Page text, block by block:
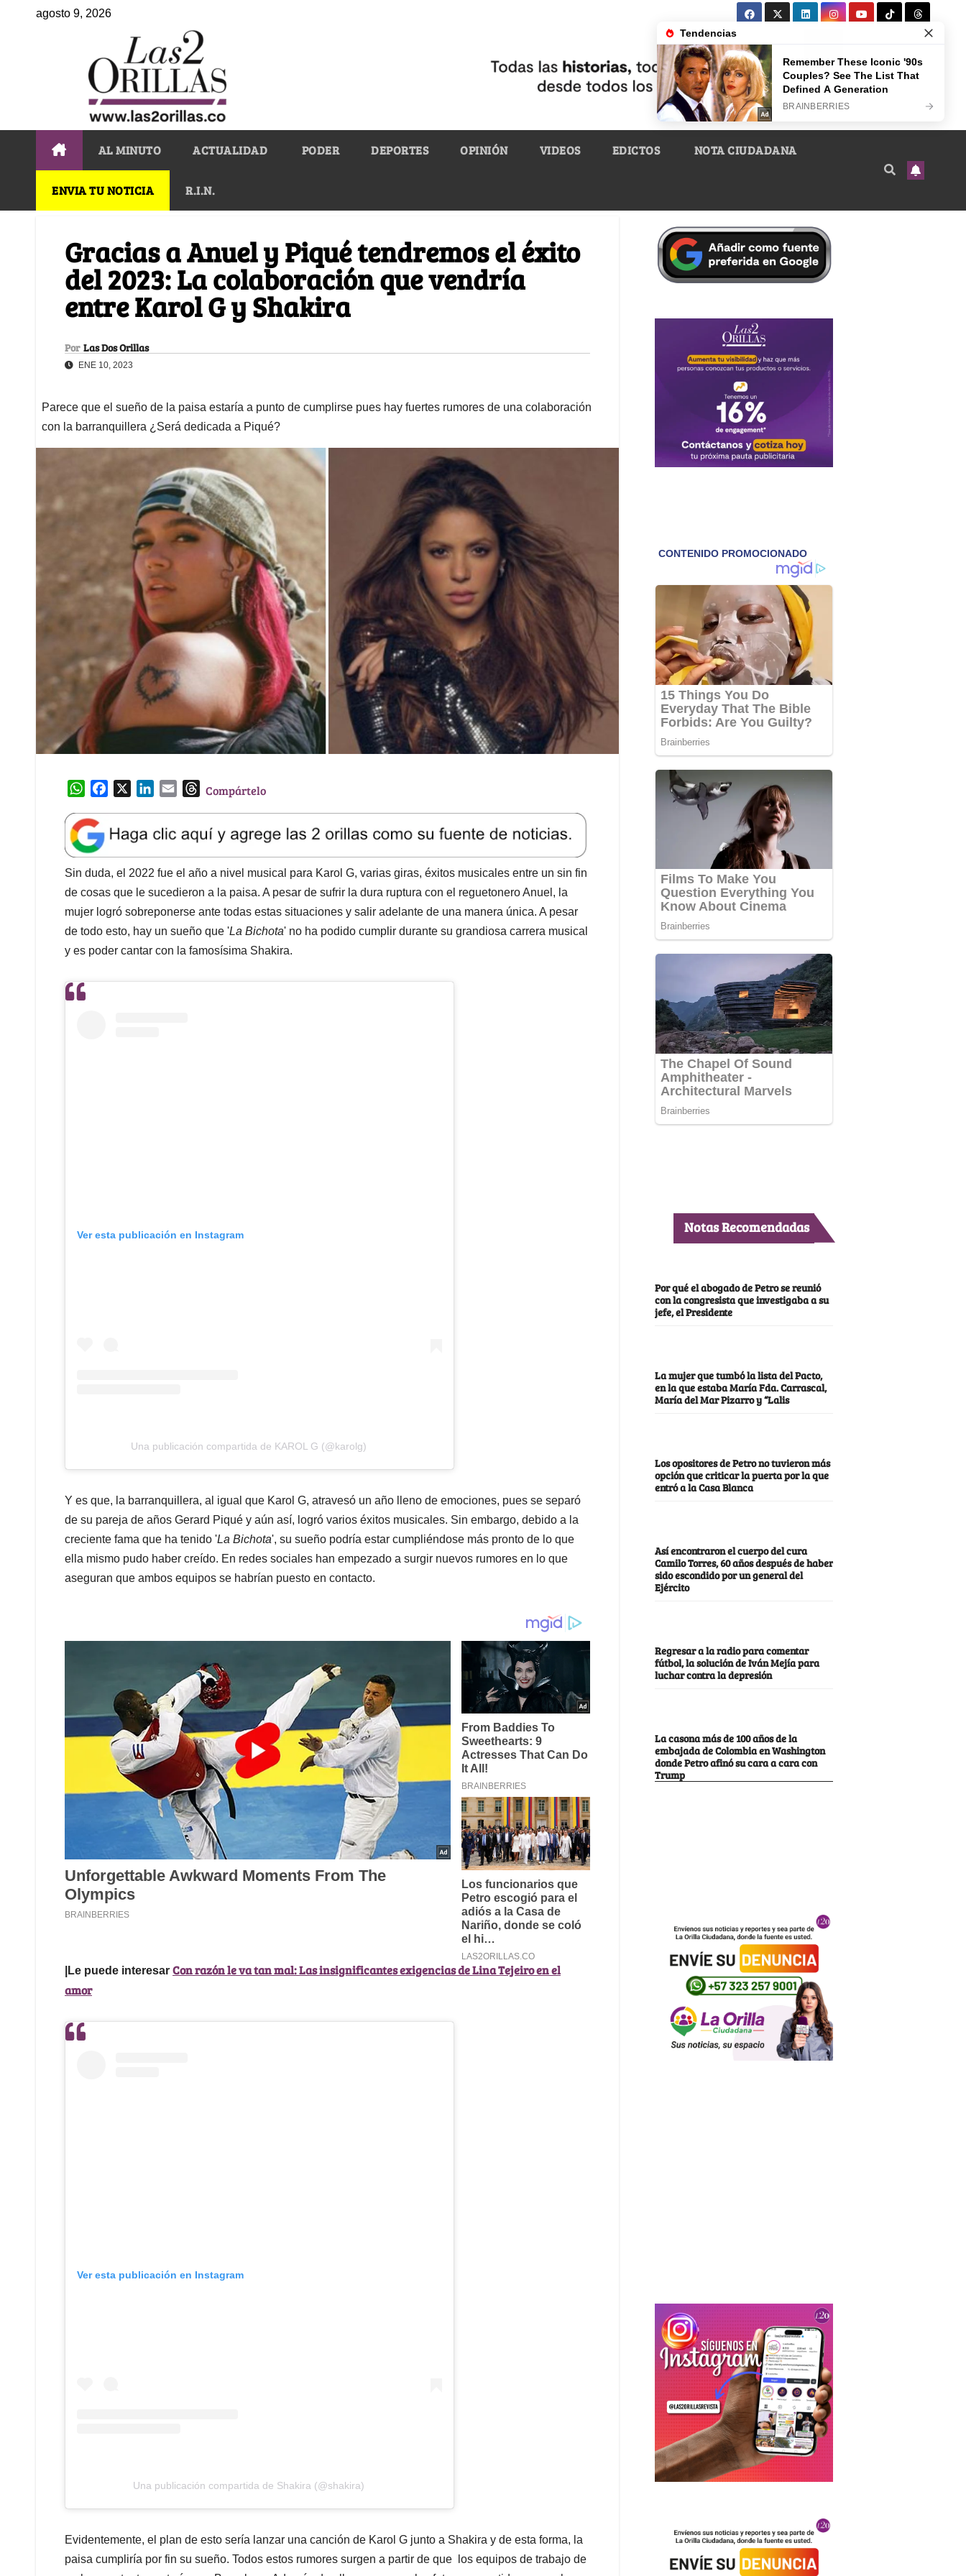
agosto 9, 2026
AL MINUTO ACTUALIDAD PODER DEPORTES OPINIÓN VIDEOS EDICTOS NOTA CIUDADANA
ENVIA TU NOTICIA R.I.N.
Gracias a Anuel y Piqué tendremos el éxito
del 2023: La colaboración que vendría
entre Karol G y Shakira
Por Las Dos Orillas
ENE 10, 2023
Parece que el sueño de la paisa estaría a punto de cumplirse pues hay fuertes rumores de una colaboración
con la barranquillera ¿Será dedicada a Piqué?
W
a
t
s
A
p
p
e
b
o
o
k
k
e
d
I
n
l
T
e
a
d
s
Compártelo
Sin duda, el 2022 fue el año a nivel musical para Karol G, varias giras, éxitos musicales entre un sin fin
de cosas que le sucedieron a la paisa. A pesar de sufrir la dura ruptura con el reguetonero Anuel, la
mujer logró sobreponerse ante todas estas situaciones y salir adelante de una manera única. A pesar
de todo esto, hay un sueño que 'La Bichota' no ha podido cumplir durante su grandiosa carrera musical
y es poder cantar con la famosísima Shakira.
Ver esta publicación en Instagram
Una publicación compartida de KAROL G (@karolg)
Y es que, la barranquillera, al igual que Karol G, atravesó un año lleno de emociones, pues se separó
de su pareja de años Gerard Piqué y aún así, logró varios éxitos musicales. Sin embargo, debido a la
creciente fama que ha tenido 'La Bichota', su sueño podría estar cumpliéndose más pronto de lo que
ella mismo pudo haber creído. En redes sociales han empezado a surgir nuevos rumores en lo que
aseguran que ambos equipos se habrían puesto en contacto.
|Le puede interesar Con razón le va tan mal: Las insignificantes exigencias de Lina Tejeiro en el
amor
Ver esta publicación en Instagram
Una publicación compartida de Shakira (@shakira)
Evidentemente, el plan de esto sería lanzar una canción de Karol G junto a Shakira y de esta forma, la
paisa cumpliría por fin su sueño. Todos estos rumores surgen a partir de que los equipos de trabajo de
Notas Recomendadas
Por qué el abogado de Petro se reunió
con la congresista que investigaba a su
jefe, el Presidente
La mujer que tumbó la lista del Pacto,
en la que estaba María Fda. Carrascal,
María del Mar Pizarro y “Lalis
Los opositores de Petro no tuvieron más
opción que criticar la puerta por la que
entró a la Casa Blanca
Así encontraron el cuerpo del cura
Camilo Torres, 60 años después de haber
sido escondido por un general del
Ejército
Regresar a la radio para comentar
fútbol, la solución de Iván Mejía para
luchar contra la depresión
La casona más de 100 años de la
embajada de Colombia en Washington
donde Petro afinó su cara a cara con
Trump